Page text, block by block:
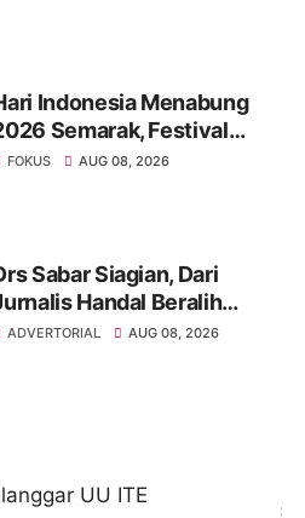
Indonesia Menabung
Semarak, Festival
Pelajar dan Mahasiswa
FOKUS AUG 08, 2026
Sabar Siagian, Dari
Handal Beralih
Jadi Kontraktor
ADVERTORIAL AUG 08, 2026
UU ITE